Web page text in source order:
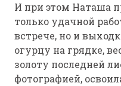
И при этом Наташа
только удачной
встрече, но и
огурцу на грядке,
золоту последней
фотографией,